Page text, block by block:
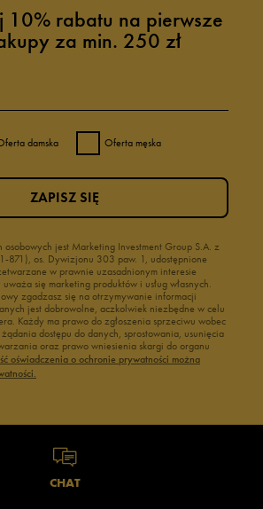
10% rabatu na pierwsze
za min. 250 zł
damska Oferta męska
osobowych jest Marketing Investment Group S.A. z
871), os. Dywizjonu 303 paw. 1, udostępnione
w prawnie uzasadnionym interesie
się marketing produktów i usług własnych.
zgadzasz się na otrzymywanie informacji
jest dobrowolne, aczkolwiek niezbędne w celu
Każdy ma prawo do zgłoszenia sprzeciwu wobec
dostępu do danych, sprostowania, usunięcia
oraz prawo wniesienia skargi do organu
oświadczenia o ochronie prywatności można
ZAPISZ SIĘ
CHAT